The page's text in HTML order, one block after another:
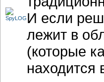
И если
лежит в
(которые
находится